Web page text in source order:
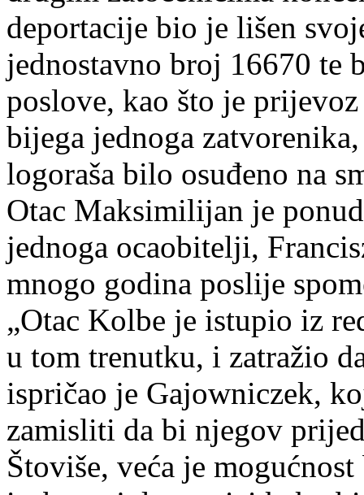
deportacije bio je lišen
jednostavno broj 16670 te
poslove, kao što je
bijega jednoga
logoraša bilo osuđeno na
Otac Maksimilijan je
jednoga ocaobitelji,
mnogo godina poslije
„Otac Kolbe je istupio iz
u tom trenutku, i zatražio
ispričao je Gajowniczek,
zamisliti da bi njegov
Štoviše, veća je